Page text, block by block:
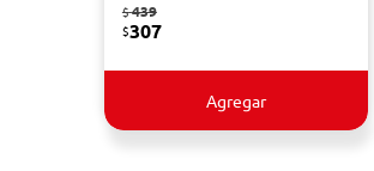
$439
$307
Agregar